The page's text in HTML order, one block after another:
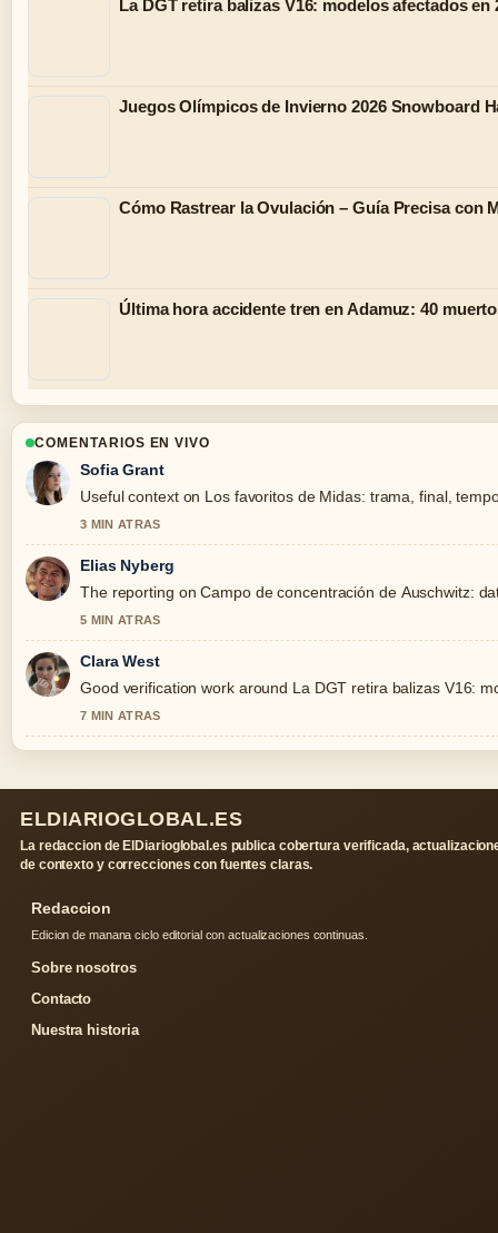
La DGT retira balizas V16: modelos afectados en
Juegos Olímpicos de Invierno 2026 Snowboard
Cómo Rastrear la Ovulación – Guía Precisa con
Última hora accidente tren en Adamuz: 40
COMENTARIOS EN VIVO
Sofia Grant
Useful context on Los favoritos de Midas: trama, final,
3 MIN ATRAS
Elias Nyberg
The reporting on Campo de concentración de Auschwitz:
5 MIN ATRAS
Clara West
Good verification work around La DGT retira balizas V16:
7 MIN ATRAS
ELDIARIOGLOBAL.ES
La redaccion de ElDiarioglobal.es publica cobertura verificada,
de contexto y correcciones con fuentes claras.
Redaccion
Edicion de manana ciclo editorial con actualizaciones continuas.
Sobre nosotros
Contacto
Nuestra historia